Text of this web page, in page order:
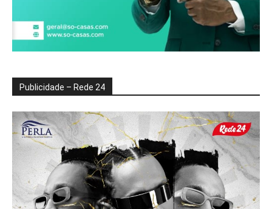
Publicidade – Rede 24